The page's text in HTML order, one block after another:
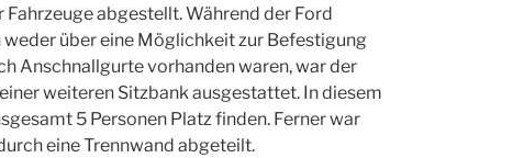
abgestellt. Während der Ford
über eine Möglichkeit zur Befestigung
Anschnallgurte vorhanden waren, war der
weiteren Sitzbank ausgestattet. In diesem
5 Personen Platz finden. Ferner war
eine Trennwand abgeteilt.